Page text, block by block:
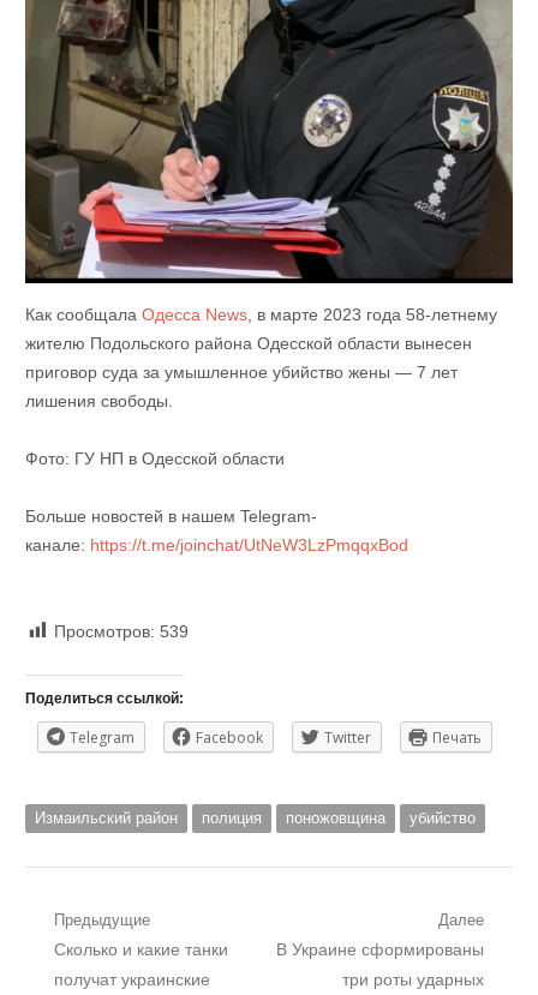
Как сообщала Одесса News, в марте 2023 года 58-летнему
жителю Подольского района Одесской области вынесен
приговор суда за умышленное убийство жены — 7 лет
лишения свободы.
Фото: ГУ НП в Одесской области
Больше новостей в нашем Telegram-
канале: https://t.me/joinchat/UtNeW3LzPmqqxBod
Просмотров: 539
Поделиться ссылкой:
Telegram Facebook Twitter Печать
Измаильский район полиция поножовщина убийство
Навигация
Предыдущие
Предыдущий
пост:
Сколько и какие танки
получат украинские
Далее
Следующий
В Украине сформированы
три роты ударных